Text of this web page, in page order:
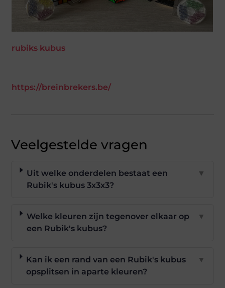
rubiks kubus
https://breinbrekers.be/
Veelgestelde vragen
Uit welke onderdelen bestaat een
Rubik's kubus 3x3x3?
▼
Welke kleuren zijn tegenover elkaar op
een Rubik's kubus?
▼
Kan ik een rand van een Rubik's kubus
opsplitsen in aparte kleuren?
▼